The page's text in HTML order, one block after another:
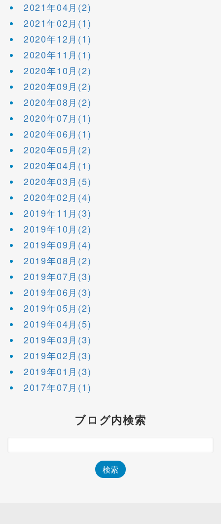
2021年04月(2)
2021年02月(1)
2020年12月(1)
2020年11月(1)
2020年10月(2)
2020年09月(2)
2020年08月(2)
2020年07月(1)
2020年06月(1)
2020年05月(2)
2020年04月(1)
2020年03月(5)
2020年02月(4)
2019年11月(3)
2019年10月(2)
2019年09月(4)
2019年08月(2)
2019年07月(3)
2019年06月(3)
2019年05月(2)
2019年04月(5)
2019年03月(3)
2019年02月(3)
2019年01月(3)
2017年07月(1)
ブログ内検索